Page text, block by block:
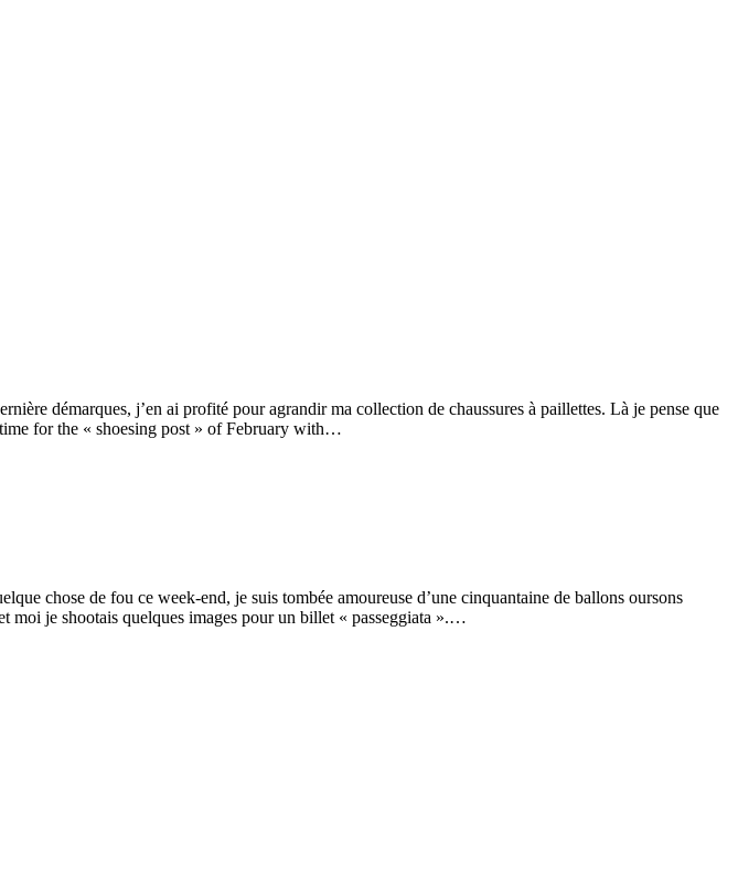
démarques, j’en ai profité pour agrandir ma collection de chaussures à paillettes. Là je pense que
time for the « shoesing post » of February with…
chose de fou ce week-end, je suis tombée amoureuse d’une cinquantaine de ballons oursons
moi je shootais quelques images pour un billet « passeggiata ».…